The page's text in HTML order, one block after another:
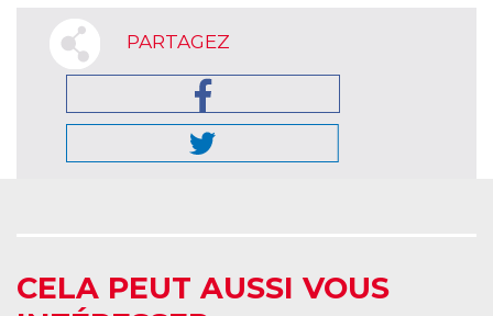
PARTAGEZ
CELA PEUT AUSSI VOUS